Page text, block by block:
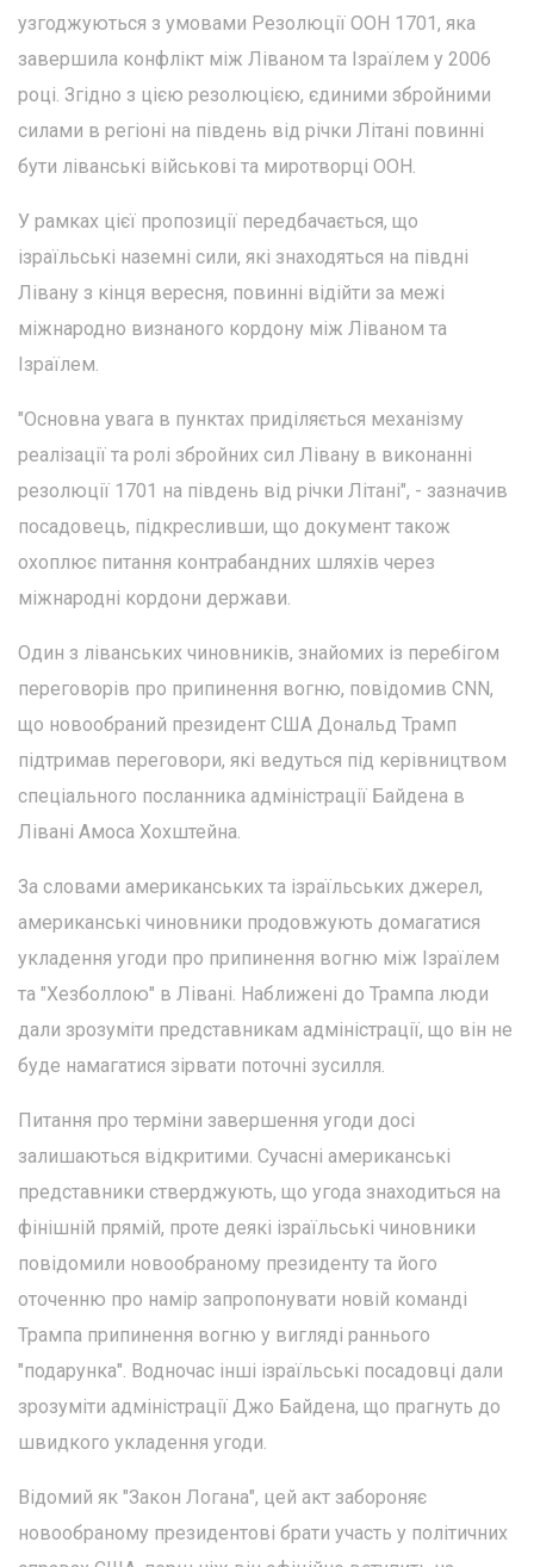
узгоджуються з умовами Резолюції ООН 1701, яка
завершила конфлікт між Ліваном та Ізраїлем у 2006
році. Згідно з цією резолюцією, єдиними збройними
силами в регіоні на південь від річки Літані повинні
бути ліванські військові та миротворці ООН.
У рамках цієї пропозиції передбачається, що
ізраїльські наземні сили, які знаходяться на півдні
Лівану з кінця вересня, повинні відійти за межі
міжнародно визнаного кордону між Ліваном та
Ізраїлем.
"Основна увага в пунктах приділяється механізму
реалізації та ролі збройних сил Лівану в виконанні
резолюції 1701 на південь від річки Літані", - зазначив
посадовець, підкресливши, що документ також
охоплює питання контрабандних шляхів через
міжнародні кордони держави.
Один з ліванських чиновників, знайомих із перебігом
переговорів про припинення вогню, повідомив CNN,
що новообраний президент США Дональд Трамп
підтримав переговори, які ведуться під керівництвом
спеціального посланника адміністрації Байдена в
Лівані Амоса Хохштейна.
За словами американських та ізраїльських джерел,
американські чиновники продовжують домагатися
укладення угоди про припинення вогню між Ізраїлем
та "Хезболлою" в Лівані. Наближені до Трампа люди
дали зрозуміти представникам адміністрації, що він не
буде намагатися зірвати поточні зусилля.
Питання про терміни завершення угоди досі
залишаються відкритими. Сучасні американські
представники стверджують, що угода знаходиться на
фінішній прямій, проте деякі ізраїльські чиновники
повідомили новообраному президенту та його
оточенню про намір запропонувати новій команді
Трампа припинення вогню у вигляді раннього
"подарунка". Водночас інші ізраїльські посадовці дали
зрозуміти адміністрації Джо Байдена, що прагнуть до
швидкого укладення угоди.
Відомий як "Закон Логана", цей акт забороняє
новообраному президентові брати участь у політичних